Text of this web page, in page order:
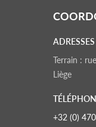
ADRESSES
Terrain :
Liège
+32 (0)